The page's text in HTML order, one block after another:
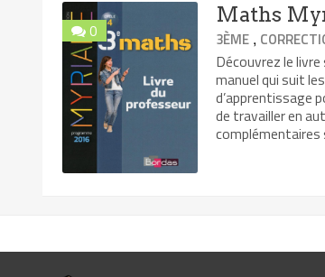
0
Maths
3ÈME ,
Découvrez le
manuel qui suit
d’apprentissage
de travailler en
complémentaires